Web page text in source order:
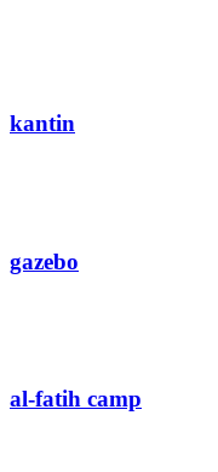
kantin
gazebo
al-fatih camp